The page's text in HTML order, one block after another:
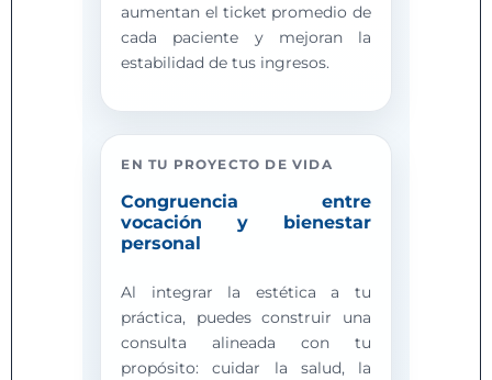
aumentan el ticket promedio de
cada paciente y mejoran la
estabilidad de tus ingresos.
EN TU PROYECTO DE VIDA
Congruencia entre
vocación y bienestar
personal
Al integrar la estética a tu
práctica, puedes construir una
consulta alineada con tu
propósito: cuidar la salud, la